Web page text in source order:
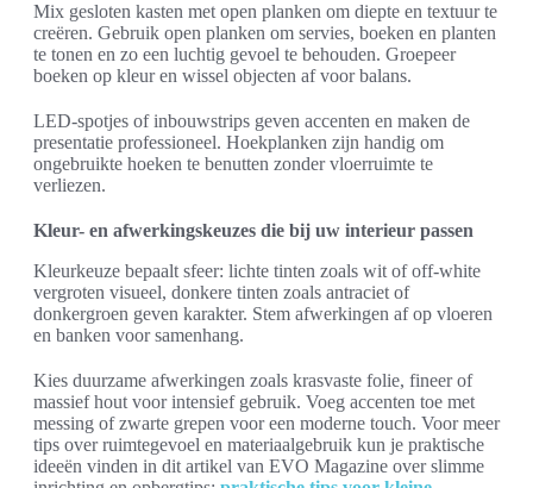
Mix gesloten kasten met open planken om diepte en textuur te
creëren. Gebruik open planken om servies, boeken en planten
te tonen en zo een luchtig gevoel te behouden. Groepeer
boeken op kleur en wissel objecten af voor balans.
LED-spotjes of inbouwstrips geven accenten en maken de
presentatie professioneel. Hoekplanken zijn handig om
ongebruikte hoeken te benutten zonder vloerruimte te
verliezen.
Kleur- en afwerkingskeuzes die bij uw interieur passen
Kleurkeuze bepaalt sfeer: lichte tinten zoals wit of off-white
vergroten visueel, donkere tinten zoals antraciet of
donkergroen geven karakter. Stem afwerkingen af op vloeren
en banken voor samenhang.
Kies duurzame afwerkingen zoals krasvaste folie, fineer of
massief hout voor intensief gebruik. Voeg accenten toe met
messing of zwarte grepen voor een moderne touch. Voor meer
tips over ruimtegevoel en materiaalgebruik kun je praktische
ideeën vinden in dit artikel van EVO Magazine over slimme